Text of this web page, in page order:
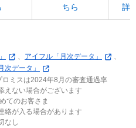
ちら
詳
アイフル「月次データ」
データ」
ミスは2024年8月の審査通過率
えない場合がございます
てのお客さま
絡が入る場合があります
なし